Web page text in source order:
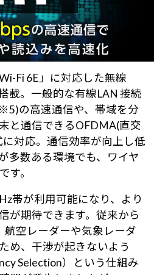
Fi 6E」に対応した無線
載。一般的な有線LAN 接続
の高速通信や、帯域を分
と通信できるOFDMA(直交
対応。通信効率が向上し低
多数ある環境でも、ワイヤ
す。
帯が利用可能になり、より
が期待できます。従来から
航空レーダーや気象レーダ
め、干渉が起きないよう
Selection）という仕組み